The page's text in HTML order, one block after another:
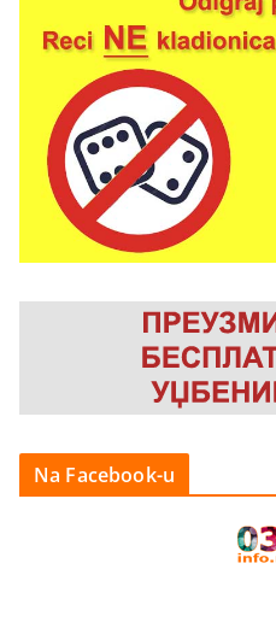
Na Facebook-u